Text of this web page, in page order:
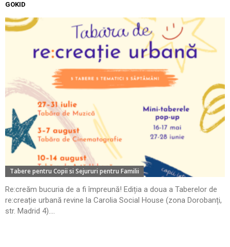
GOKID
Tabere pentru Copii si Sejururi pentru Familii
Re:creăm bucuria de a fi împreună! Ediția a doua a Taberelor de
re:creație urbană revine la Carolia Social House (zona Dorobanți,
str. Madrid 4)....